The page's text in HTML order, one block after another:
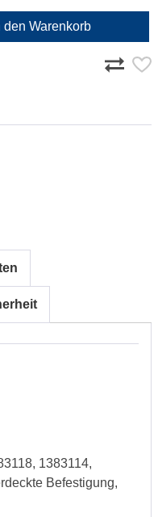
den Warenkorb
1383114,
Befestigung,